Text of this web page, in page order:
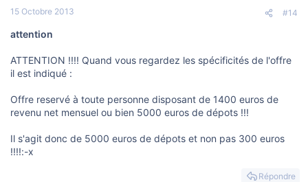
15 Octobre 2013 #14
attention
ATTENTION !!!! Quand vous regardez les spécificités de l'offre
il est indiqué :
Offre reservé à toute personne disposant de 1400 euros de
revenu net mensuel ou bien 5000 euros de dépots !!!
Il s'agit donc de 5000 euros de dépots et non pas 300 euros
!!!!:-x
Répondre